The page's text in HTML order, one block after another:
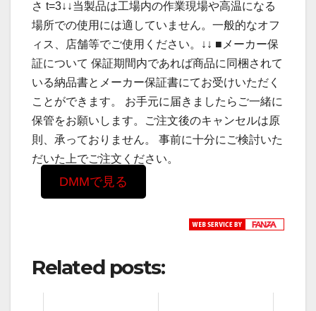
さ t=3↓↓当製品は工場内の作業現場や高温になる
場所での使用には適していません。一般的なオフ
ィス、店舗等でご使用ください。↓↓ ■メーカー保
証について 保証期間内であれば商品に同梱されて
いる納品書とメーカー保証書にてお受けいただく
ことができます。 お手元に届きましたらご一緒に
保管をお願いします。ご注文後のキャンセルは原
則、承っておりません。 事前に十分にご検討いた
だいた上でご注文ください。
DMMで見る
Related posts: